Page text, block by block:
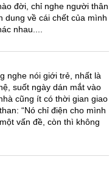
đời, chỉ nghe người thân
dung về cái chết của mình
nhau....
nghe nói giới trẻ, nhất là
suốt ngày dán mắt vào
cũng ít có thời gian giao
“Nó chỉ điện cho mình
vấn đề, còn thì không